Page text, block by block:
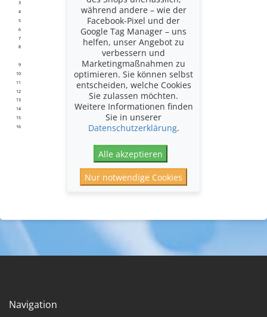
3
3
4
4
5
5
6
6
7
8
8
9
9
10
10
11
11
12
13
13
14
14
15
16
16
Navigation
während andere – wie der
Facebook-Pixel und der
Google Tag Manager – uns
helfen, unser Angebot zu
verbessern und
Marketingmaßnahmen zu
optimieren. Sie können selbst
entscheiden, welche Cookies
Sie zulassen möchten.
Weitere Informationen finden
Sie in unserer
Datenschutzerklärung.
Alle akzeptieren
Nur notwendige Cookies